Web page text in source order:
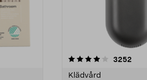
3252
Klädvård
4.5av 5